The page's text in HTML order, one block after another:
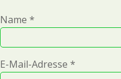
Name *
E-Mail-Adresse *